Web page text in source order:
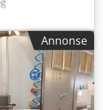
Crodpfx
Annonse